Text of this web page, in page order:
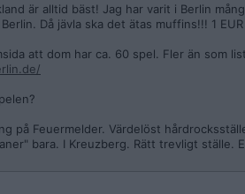
är alltid bäst! Jag har varit i Berlin
Då jävla ska det ätas muffins!!! 1
att dom har ca. 60 spel. Fler än som
på Feuermelder. Värdelöst
bara. I Kreuzberg. Rätt trevligt